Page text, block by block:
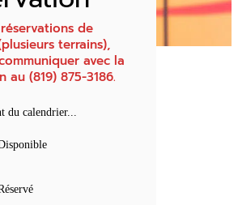
de
terrains),
avec la
au (819) 875-3186.
du calendrier...